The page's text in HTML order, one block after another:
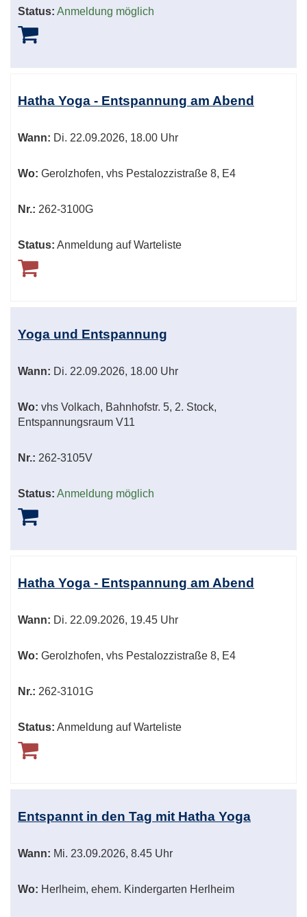
Status: Anmeldung möglich
Hatha Yoga - Entspannung am Abend
Wann: Di. 22.09.2026, 18.00 Uhr
Wo: Gerolzhofen, vhs Pestalozzistraße 8, E4
Nr.: 262-3100G
Status: Anmeldung auf Warteliste
Yoga und Entspannung
Wann: Di. 22.09.2026, 18.00 Uhr
Wo: vhs Volkach, Bahnhofstr. 5, 2. Stock,
Entspannungsraum V11
Nr.: 262-3105V
Status: Anmeldung möglich
Hatha Yoga - Entspannung am Abend
Wann: Di. 22.09.2026, 19.45 Uhr
Wo: Gerolzhofen, vhs Pestalozzistraße 8, E4
Nr.: 262-3101G
Status: Anmeldung auf Warteliste
Entspannt in den Tag mit Hatha Yoga
Wann: Mi. 23.09.2026, 8.45 Uhr
Wo: Herlheim, ehem. Kindergarten Herlheim